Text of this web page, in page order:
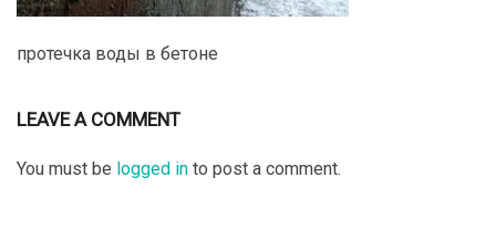
протечка воды в бетоне
LEAVE A COMMENT
You must be logged in to post a comment.